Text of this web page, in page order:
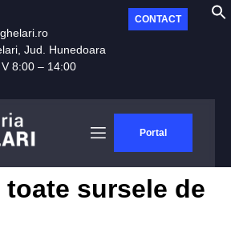
Jud. Hunedoara
8:00 – 14:00
CONTACT
Portal
sursele de